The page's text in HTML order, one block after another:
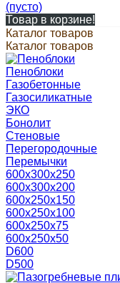
(пусто)
Товар в корзине!
Каталог товаров
Каталог товаров
Пеноблоки
Газобетонные
Газосиликатные
ЭКО
Бонолит
Стеновые
Перегородочные
Перемычки
600х300х250
600х300х200
600х250х150
600х250х100
600х250х75
600х250х50
D600
D500